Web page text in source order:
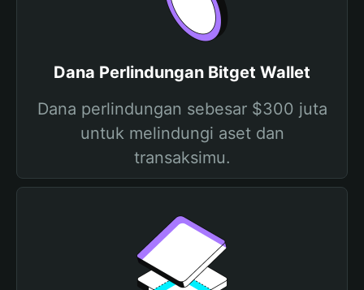
Dana Perlindungan Bitget Wallet
Dana perlindungan sebesar $300 juta
untuk melindungi aset dan
transaksimu.